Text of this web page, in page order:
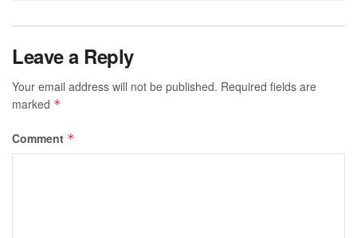
Leave a Reply
Your email address will not be published. Required fields are
marked *
Comment *